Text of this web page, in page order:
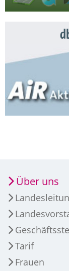
Über uns
Tarif
Frauen